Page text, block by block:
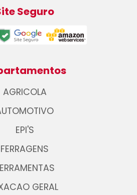
Seguro
AGRICOLA
EPI'S
FERRAGENS
GERAL